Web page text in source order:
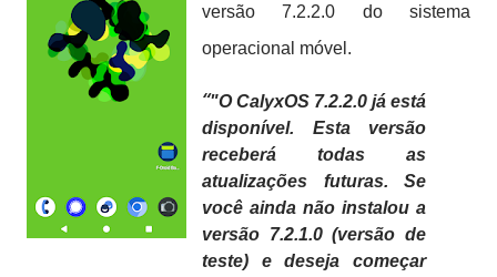
versão 7.2.2.0 do sistema
operacional móvel.
"O CalyxOS 7.2.2.0 já está
disponível. Esta versão
receberá todas as
atualizações futuras. Se
você ainda não instalou a
versão 7.2.1.0 (versão de
teste) e deseja começar